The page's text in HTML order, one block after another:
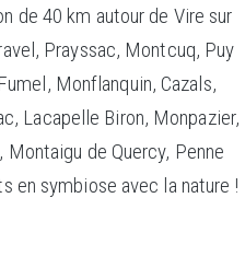
de 40 km autour de Vire sur
Prayssac, Montcuq, Puy
Monflanquin, Cazals,
Lacapelle Biron, Monpazier,
de Quercy, Penne
en symbiose avec la nature !